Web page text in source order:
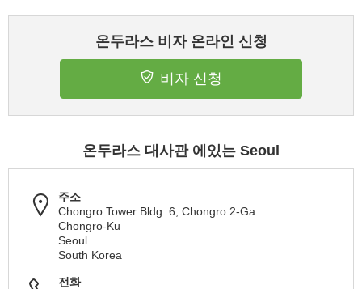
온두라스 비자 온라인 신청
비자 신청
온두라스 대사관 에있는 Seoul
주소
Chongro Tower Bldg. 6, Chongro 2-Ga
Chongro-Ku
Seoul
South Korea
전화